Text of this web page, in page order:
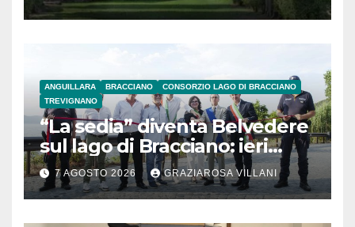
ANGUILLARA BRACCIANO
CONSORZIO LAGO DI BRACCIANO
TREVIGNANO
“La sedia” diventa Belvedere
sul lago di Bracciano: ieri
l’inaugurazione
7 AGOSTO 2026 GRAZIAROSA VILLANI